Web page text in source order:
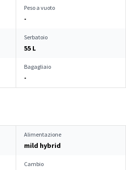
Peso a vuoto
-
Serbatoio
55 L
Bagagliaio
-
Alimentazione
mild hybrid
Cambio